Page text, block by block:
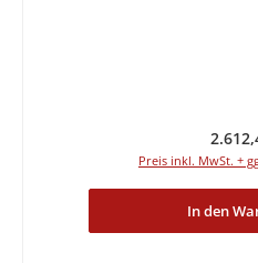
Preis inkl. MwSt. +
In den